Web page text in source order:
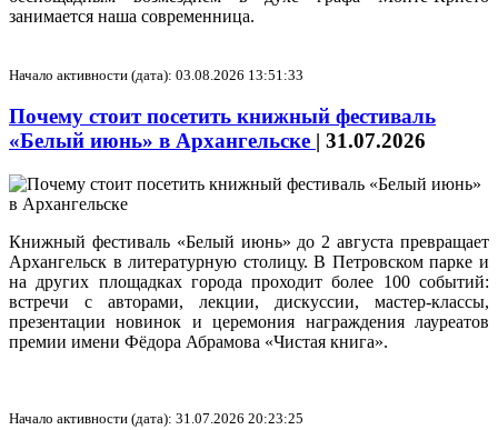
занимается наша современница.
Начало активности (дата): 03.08.2026 13:51:33
Почему стоит посетить книжный фестиваль
«Белый июнь» в Архангельске | 31.07.2026
Книжный фестиваль «Белый июнь» до 2 августа превращает
Архангельск в литературную столицу. В Петровском парке и
на других площадках города проходит более 100 событий:
встречи с авторами, лекции, дискуссии, мастер‑классы,
презентации новинок и церемония награждения лауреатов
премии имени Фёдора Абрамова «Чистая книга».
Начало активности (дата): 31.07.2026 20:23:25